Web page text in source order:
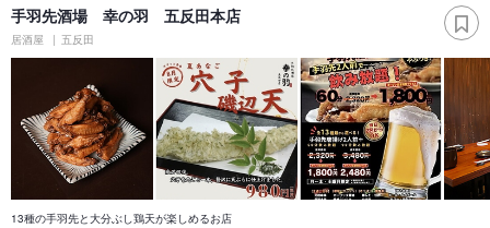
手羽先酒場 幸の羽 五反田本店
居酒屋 五反田
13種の手羽先と大分ぶし鶏天が楽しめるお店